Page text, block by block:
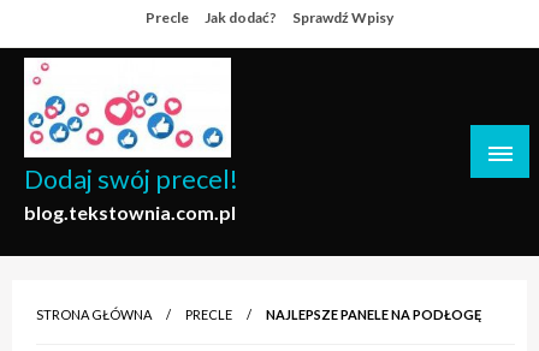
to
content
Precle Jak dodać? Sprawdź Wpisy
Dodaj swój precel!
blog.tekstownia.com.pl
STRONA GŁÓWNA PRECLE NAJLEPSZE PANELE NA PODŁOGĘ